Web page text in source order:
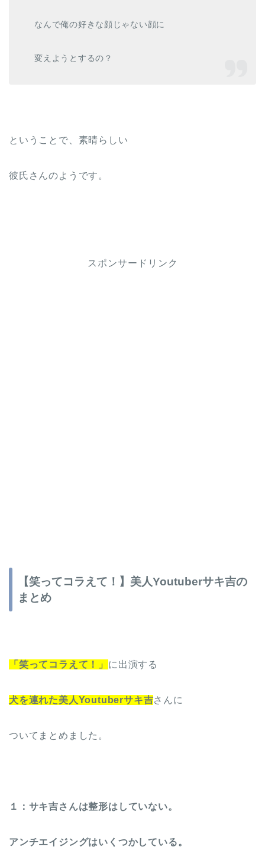
なんで俺の好きな顔じゃない顔に
変えようとするの？
ということで、素晴らしい
彼氏さんのようです。
スポンサードリンク
【笑ってコラえて！】美人Youtuberサキ吉の
まとめ
「笑ってコラえて！」 に出演する
犬を連れた美人Youtuberサキ吉さんに
ついてまとめました。
１：サキ吉さんは整形はしていない。
アンチエイジングはいくつかしている。